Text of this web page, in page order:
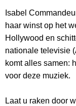
Isabel
haar winst op het
Hollywood en
nationale televisie
komt alles samen:
voor deze muziek.
Laat u raken door